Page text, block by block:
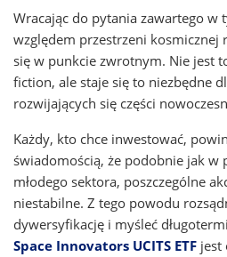
Wracając do pytania zawartego w
względem przestrzeni kosmicznej
się w punkcie zwrotnym. Nie jest
fiction, ale staje się to niezbędne
rozwijających się części
Każdy, kto chce inwestować,
świadomością, że podobnie jak w
młodego sektora, poszczególne
niestabilne. Z tego powodu
dywersyfikację i myśleć
Space Innovators UCITS ETF jest